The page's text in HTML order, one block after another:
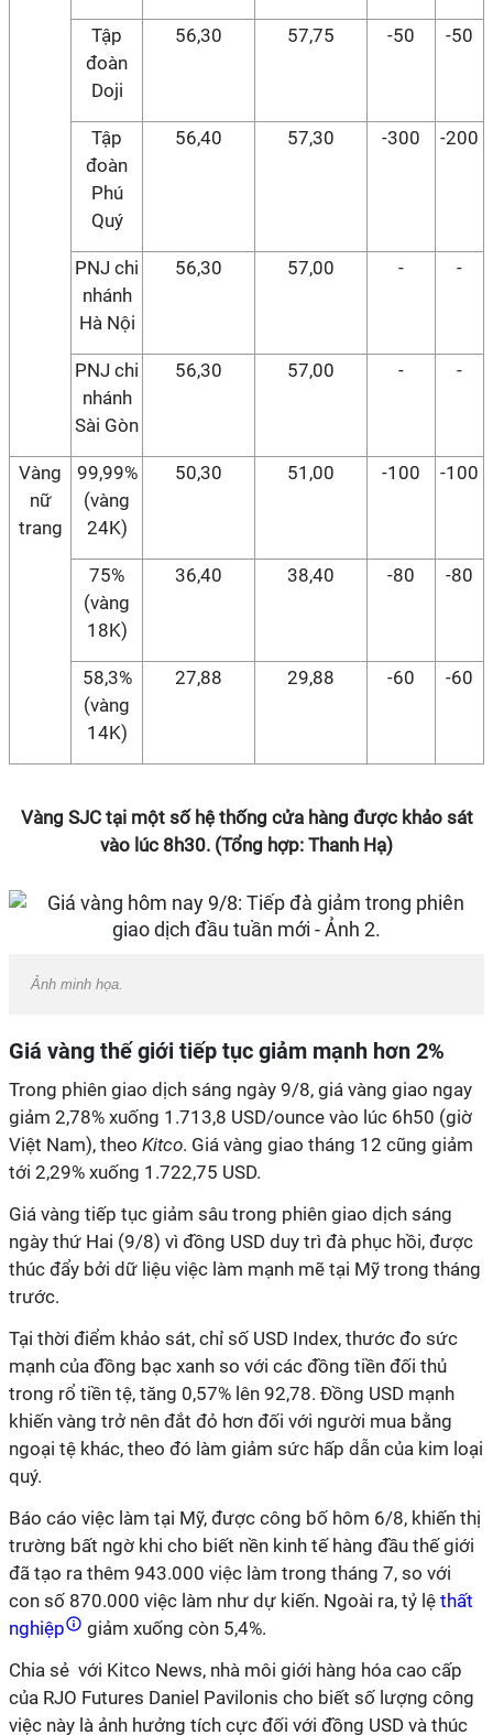
Tập
đoàn
Doji
56,30 57,75 -50 -50
Tập
đoàn
Phú
Quý
56,40 57,30 -300 -200
PNJ chi
nhánh
Hà Nội
56,30 57,00 - -
PNJ chi
nhánh
Sài Gòn
56,30 57,00 - -
Vàng
nữ
trang
99,99%
(vàng
24K)
50,30 51,00 -100 -100
75%
(vàng
18K)
36,40 38,40 -80 -80
58,3%
(vàng
14K)
27,88 29,88 -60 -60
Vàng SJC tại một số hệ thống cửa hàng được khảo sát
vào lúc 8h30. (Tổng hợp: Thanh Hạ)
Ảnh minh họa.
Giá vàng thế giới tiếp tục giảm mạnh hơn 2%
Trong phiên giao dịch sáng ngày 9/8, giá vàng giao ngay
giảm 2,78% xuống 1.713,8 USD/ounce vào lúc 6h50 (giờ
Việt Nam), theo Kitco. Giá vàng giao tháng 12 cũng giảm
tới 2,29% xuống 1.722,75 USD.
Giá vàng tiếp tục giảm sâu trong phiên giao dịch sáng
ngày thứ Hai (9/8) vì đồng USD duy trì đà phục hồi, được
thúc đẩy bởi dữ liệu việc làm mạnh mẽ tại Mỹ trong tháng
trước.
Tại thời điểm khảo sát, chỉ số USD Index, thước đo sức
mạnh của đồng bạc xanh so với các đồng tiền đối thủ
trong rổ tiền tệ, tăng 0,57% lên 92,78. Đồng USD mạnh
khiến vàng trở nên đắt đỏ hơn đối với người mua bằng
ngoại tệ khác, theo đó làm giảm sức hấp dẫn của kim loại
quý.
Báo cáo việc làm tại Mỹ, được công bố hôm 6/8, khiến thị
trường bất ngờ khi cho biết nền kinh tế hàng đầu thế giới
đã tạo ra thêm 943.000 việc làm trong tháng 7, so với
con số 870.000 việc làm như dự kiến. Ngoài ra, tỷ lệ thất
nghiệp
giảm xuống còn 5,4%.
Chia sẻ với Kitco News, nhà môi giới hàng hóa cao cấp
của RJO Futures Daniel Pavilonis cho biết số lượng công
việc này là ảnh hưởng tích cực đối với đồng USD và thúc